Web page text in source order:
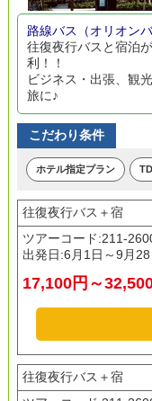
路線バス（オリオン
往復夜行バスと宿泊
利！！
ビジネス・出張、観
旅に♪
こだわり条件
ホテル指定プラン
往復夜行バス＋宿
ツアーコード:211-
出発日:6月1日～9月28
17,100円～
往復夜行バス＋宿